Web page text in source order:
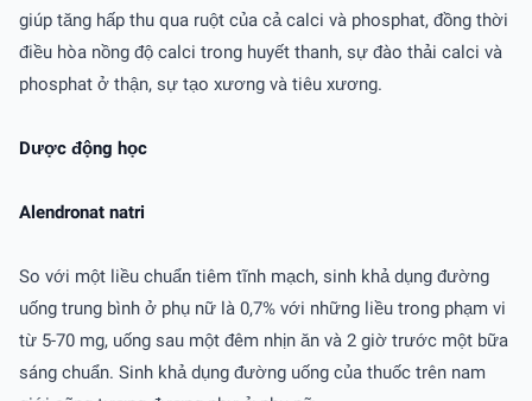
giúp tăng hấp thu qua ruột của cả calci và phosphat, đồng thời
điều hòa nồng độ calci trong huyết thanh, sự đào thải calci và
phosphat ở thận, sự tạo xương và tiêu xương.
Dược động học
Alendronat natri
So với một liều chuẩn tiêm tĩnh mạch, sinh khả dụng đường
uống trung bình ở phụ nữ là 0,7% với những liều trong phạm vi
từ 5-70 mg, uống sau một đêm nhịn ăn và 2 giờ trước một bữa
sáng chuẩn. Sinh khả dụng đường uống của thuốc trên nam